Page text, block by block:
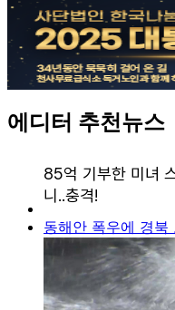
에디터 추천뉴스
동해안 폭우에 경북